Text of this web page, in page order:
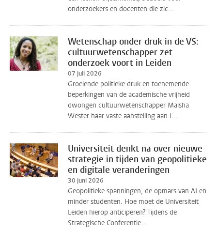
onderzoekers en docenten die zic...
Wetenschap onder druk in de VS:
cultuurwetenschapper zet
onderzoek voort in Leiden
07 juli 2026
Groeiende politieke druk en toenemende
beperkingen van de academische vrijheid
dwongen cultuurwetenschapper Maisha
Wester haar vaste aanstelling aan I...
Universiteit denkt na over nieuwe
strategie in tijden van geopolitieke
en digitale veranderingen
30 juni 2026
Geopolitieke spanningen, de opmars van AI en
minder studenten. Hoe moet de Universiteit
Leiden hierop anticiperen? Tijdens de
Strategische Conferentie...